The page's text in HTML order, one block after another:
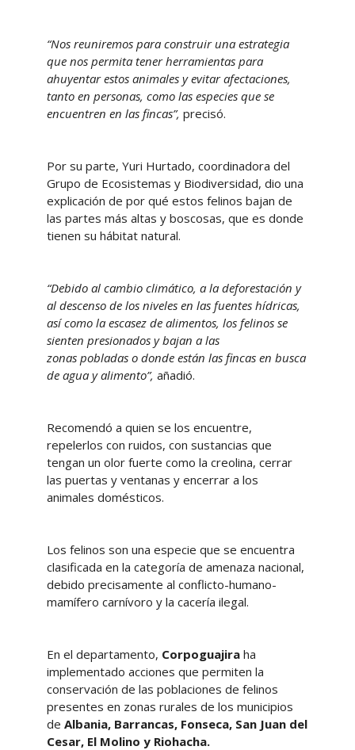
“Nos reuniremos para construir una estrategia
que nos permita tener herramientas para
ahuyentar estos animales y evitar afectaciones,
tanto en personas, como las especies que se
encuentren en las fincas”, precisó.
Por su parte, Yuri Hurtado, coordinadora del
Grupo de Ecosistemas y Biodiversidad, dio una
explicación de por qué estos felinos bajan de
las partes más altas y boscosas, que es donde
tienen su hábitat natural.
“Debido al cambio climático, a la deforestación y
al descenso de los niveles en las fuentes hídricas,
así como la escasez de alimentos, los felinos se
sienten presionados y bajan a las
zonas pobladas o donde están las fincas en busca
de agua y alimento”, añadió.
Recomendó a quien se los encuentre,
repelerlos con ruidos, con sustancias que
tengan un olor fuerte como la creolina, cerrar
las puertas y ventanas y encerrar a los
animales domésticos.
Los felinos son una especie que se encuentra
clasificada en la categoría de amenaza nacional,
debido precisamente al conflicto-humano-
mamífero carnívoro y la cacería ilegal.
En el departamento, Corpoguajiraha
implementado acciones que permiten la
conservación de las poblaciones de felinos
presentes en zonas rurales de los municipios
de Albania, Barrancas, Fonseca, San Juan del
Cesar, El Molino y Riohacha.